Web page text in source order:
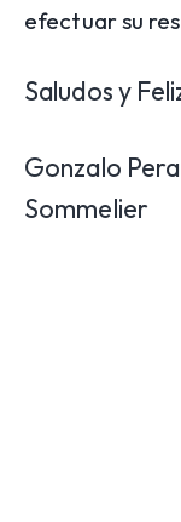
efectuar su
Saludos y
Gonzalo
Sommelier